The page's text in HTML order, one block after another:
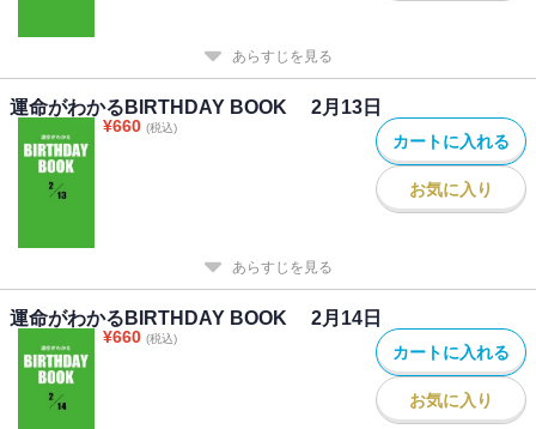
あらすじを見る
運命がわかるBIRTHDAY BOOK 2月13日
¥660 (税込)
カートに入れる
お気に入り
あらすじを見る
運命がわかるBIRTHDAY BOOK 2月14日
¥660 (税込)
カートに入れる
お気に入り